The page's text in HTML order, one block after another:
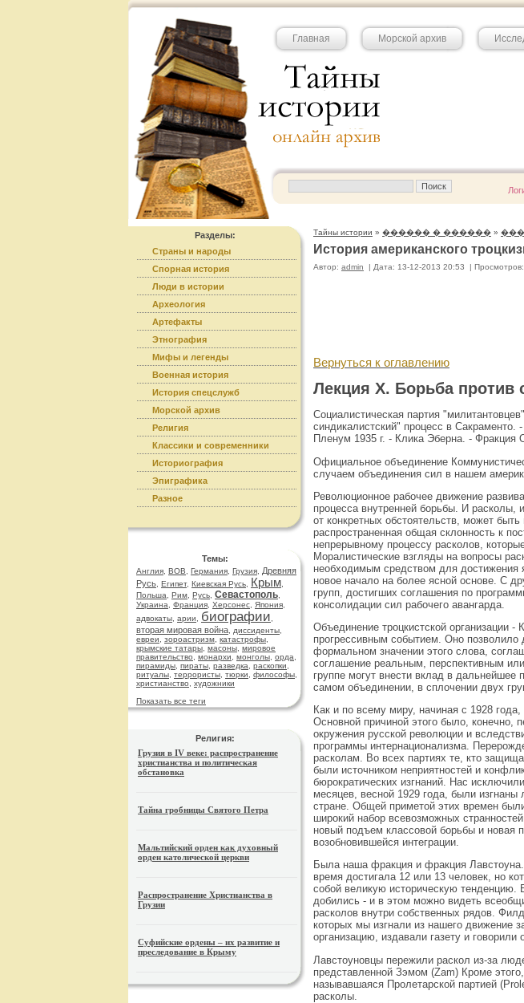
Главная Морской архив
Разделы:
Страны и народы
Спорная история
Люди в истории
Археология
Артефакты
Этнография
Мифы и легенды
Военная история
История спецслужб
Морской архив
Религия
Классики и современники
Историография
Эпиграфика
Разное
Темы:
Англия ВОВ Германия Грузия
Древняя
Русь Египет, Киевская Русь Крым
Польша
Рим Русь Севастополь
Украина
Франция Херсонес Япония
адвокаты арии биографии
вторая мировая война диссиденты
евреи
зороастризм катастрофы
крымские татары масоны мировое
правительство
монархи монголы орда
пирамиды пираты разведка раскопки
ритуалы террористы тюрки философы
христианство
художники
Показать все теги
Религия:
Грузия в IV веке: распространение
христианства и политическая
обстановка
Тайна гробницы Святого Петра
Мальтийский орден как духовный
орден католической церкви
Распространение Христианства в
Грузии
Суфийские ордены – их развитие и
преследование в Крыму
Тайны истории » ������ � ������ »
История американского
Автор: admin | Дата: 13-12-2013 20:53 |
Вернуться к оглавлению
Лекция X. Борьба против
Социалистическая партия
синдикалистский" процесс в
Пленум 1935 г. - Клика Эберна. -
Официальное объединение
случаем объединения сил в нашем
Революционное рабочее движение
процесса внутренней борьбы. И расколы,
от конкретных обстоятельств, может
распространенная общая склонность к
непрерывному процессу расколов,
Моралистические взгляды на вопросы
необходимым средством для достижения
новое начало на более ясной основе. С
групп, достигших соглашения по
консолидации сил рабочего авангарда.
Объединение троцкистской организации
прогрессивным событием. Оно
формальном значении этого слова,
соглашение реальным, перспективным
группе могут внести вклад в дальнейшее
самом объединении, в сплочении двух
Как и по всему миру, начиная с 1928
Основной причиной этого было, конечно,
окружения русской революции и
программы интернационализма.
расколам. Во всех партиях те, кто
были источником неприятностей и
бюрократических изгнаний. Нас
месяцев, весной 1929 года, были
стране. Общей приметой этих времен
широкий набор всевозможных
новый подъем классовой борьбы и новая
возобновившейся интеграции.
Была наша фракция и фракция
время достигала 12 или 13 человек, но
собой великую историческую тенденцию.
добились - и в этом можно видеть
расколов внутри собственных рядов.
которых мы изгнали из нашего движение
организацию, издавали газету и говорили
Лавстоуновцы пережили раскол из-за
представленной Зэмом (Zam) Кроме
называвшаяся Пролетарской партией
расколы.